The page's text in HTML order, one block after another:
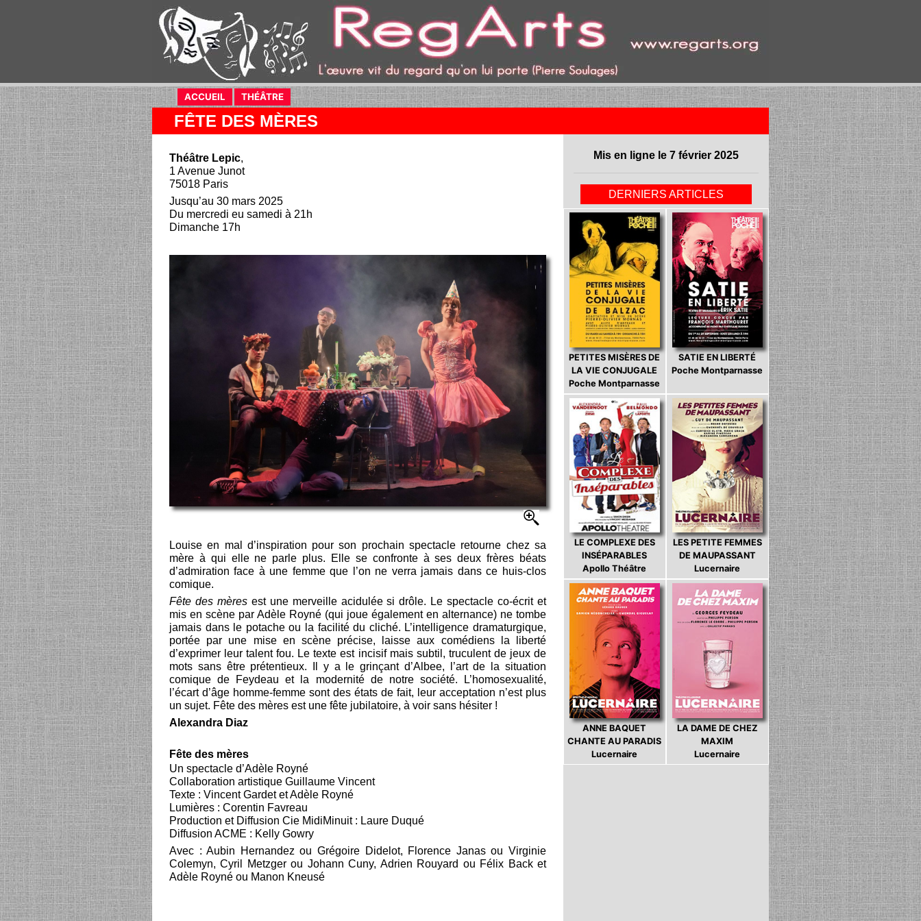
ACCUEIL (current)
THÉÂTRE (current)
FÊTE DES MÈRES
Théâtre Lepic,
1 Avenue Junot
75018 Paris
Jusqu’au 30 mars 2025
Du mercredi eu samedi à 21h
Dimanche 17h
Louise en mal d’inspiration pour son prochain spectacle retourne chez sa
mère à qui elle ne parle plus. Elle se confronte à ses deux frères béats
d’admiration face à une femme que l’on ne verra jamais dans ce huis-clos
comique.
Fête des mèresest une merveille acidulée si drôle. Le spectacle co-écrit et
mis en scène par Adèle Royné (qui joue également en alternance) ne tombe
jamais dans le potache ou la facilité du cliché. L’intelligence dramaturgique,
portée par une mise en scène précise, laisse aux comédiens la liberté
d’exprimer leur talent fou. Le texte est incisif mais subtil, truculent de jeux de
mots sans être prétentieux. Il y a le grinçant d’Albee, l’art de la situation
comique de Feydeau et la modernité de notre société. L’homosexualité,
l’écart d’âge homme-femme sont des états de fait, leur acceptation n’est plus
un sujet. Fête des mères est une fête jubilatoire, à voir sans hésiter !
Alexandra Diaz
Fête des mères
Un spectacle d’Adèle Royné
Collaboration artistique Guillaume Vincent
Texte : Vincent Gardet et Adèle Royné
Lumières : Corentin Favreau
Production et Diffusion Cie MidiMinuit : Laure Duqué
Diffusion ACME : Kelly Gowry
Avec : Aubin Hernandez ou Grégoire Didelot, Florence Janas ou Virginie
Colemyn, Cyril Metzger ou Johann Cuny, Adrien Rouyard ou Félix Back et
Adèle Royné ou Manon Kneusé
Mis en ligne le 7 février 2025
DERNIERS ARTICLES
PETITES MISÈRES DE
LA VIE CONJUGALE
Poche Montparnasse
SATIE EN LIBERTÉ
Poche Montparnasse
LE COMPLEXE DES
INSÉPARABLES
Apollo Théâtre
LES PETITE FEMMES
DE MAUPASSANT
Lucernaire
ANNE BAQUET
CHANTE AU PARADIS
Lucernaire
LA DAME DE CHEZ
MAXIM
Lucernaire